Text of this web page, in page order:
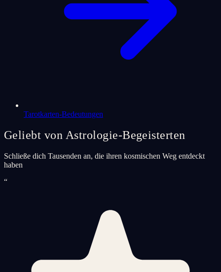
Tarotkarten-Bedeutungen
Geliebt von Astrologie-Begeisterten
Schließe dich Tausenden an, die ihren kosmischen Weg entdeckt
haben
“